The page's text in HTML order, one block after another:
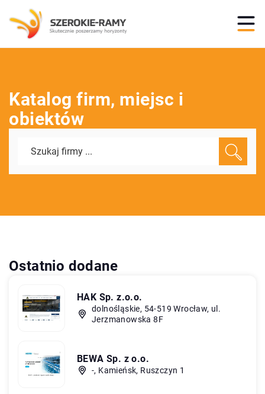
Katalog firm, miejsc i
obiektów
Ostatnio dodane
HAK Sp. z.o.o.
dolnośląskie, 54-519 Wrocław, ul.
Jerzmanowska 8F
BEWA Sp. z o.o.
-, Kamieńsk, Ruszczyn 1